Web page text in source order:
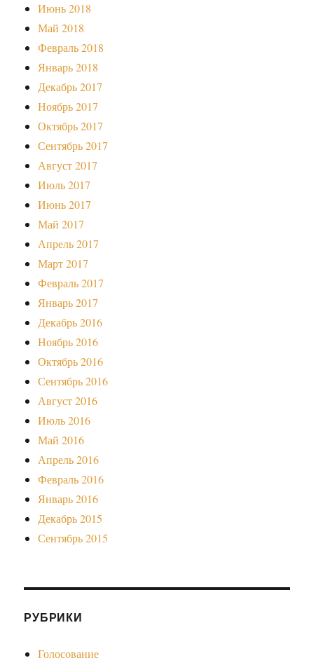
Июнь 2018
Май 2018
Февраль 2018
Январь 2018
Декабрь 2017
Ноябрь 2017
Октябрь 2017
Сентябрь 2017
Август 2017
Июль 2017
Июнь 2017
Май 2017
Апрель 2017
Март 2017
Февраль 2017
Январь 2017
Декабрь 2016
Ноябрь 2016
Октябрь 2016
Сентябрь 2016
Август 2016
Июль 2016
Май 2016
Апрель 2016
Февраль 2016
Январь 2016
Декабрь 2015
Сентябрь 2015
РУБРИКИ
Голосование